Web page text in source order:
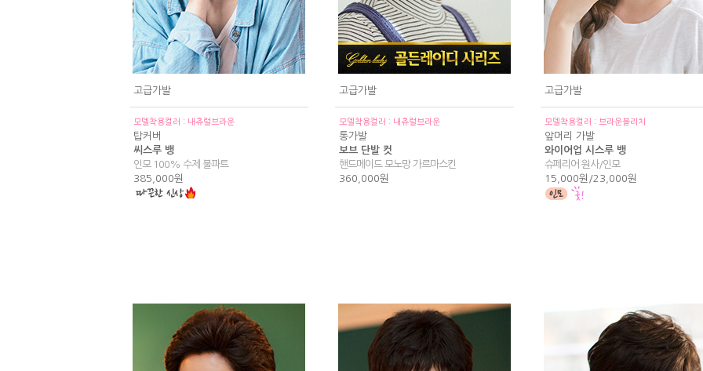
고급가발
모델착용컬러 : 내츄럴브라운
탑커버
씨스루 뱅
인모 100% 수제 불파트
385,000원
고급가발
모델착용컬러 : 내츄럴브라운
통가발
보브 단발 컷
핸드메이드 모노망 가르마스킨
360,000원
고급가발
모델착용컬러 : 브라운블리치
앞머리 가발
와이어업 시스루 뱅
슈페리어 원사/인모
15,000원/23,000원